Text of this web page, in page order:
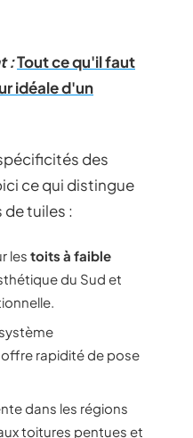
:Tout ce qu'il faut
idéale d'un
des
ce qui distingue
tuiles :
les toits à faible
du Sud et
rapidité de pose
dans les régions
toitures pentues et